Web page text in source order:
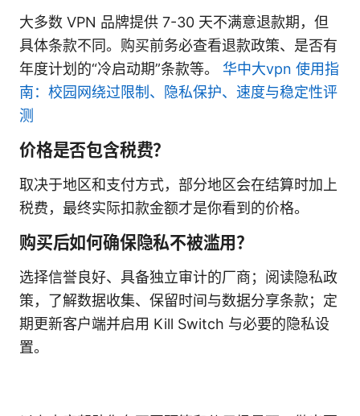
大多数 VPN 品牌提供 7-30 天不满意退款期，但
具体条款不同。购买前务必查看退款政策、是否有
年度计划的“冷启动期”条款等。 华中大vpn 使用指
南：校园网绕过限制、隐私保护、速度与稳定性评
测
价格是否包含税费？
取决于地区和支付方式，部分地区会在结算时加上
税费，最终实际扣款金额才是你看到的价格。
购买后如何确保隐私不被滥用？
选择信誉良好、具备独立审计的厂商；阅读隐私政
策，了解数据收集、保留时间与数据分享条款；定
期更新客户端并启用 Kill Switch 与必要的隐私设
置。